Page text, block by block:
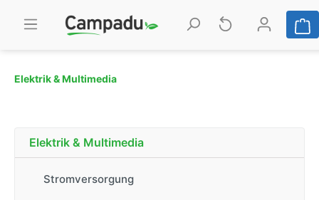
Elektrik & Multimedia
Elektrik & Multimedia
Stromversorgung